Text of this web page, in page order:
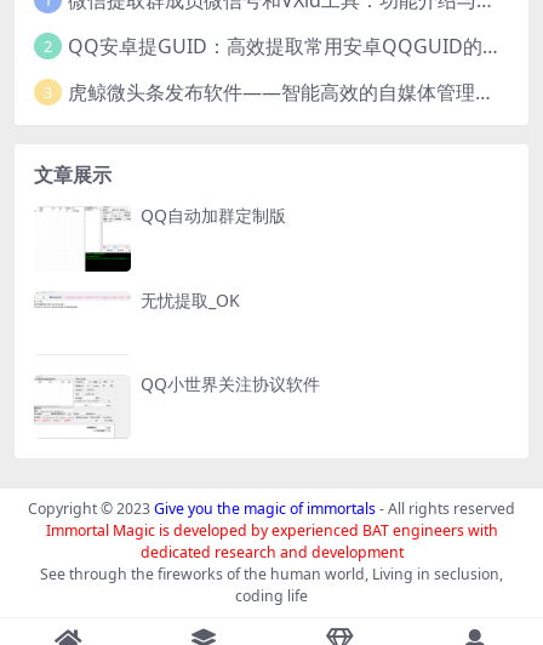
2 QQ安卓提GUID：高效提取常用安卓QQGUID的新工具
3 虎鲸微头条发布软件——智能高效的自媒体管理工具
文章展示
QQ自动加群定制版
无忧提取_OK
QQ小世界关注协议软件
Copyright © 2023Give you the magic of immortals- All rights reserved
Immortal Magic is developed by experienced BAT engineers with
dedicated research and development
See through the fireworks of the human world, Living in seclusion,
coding life